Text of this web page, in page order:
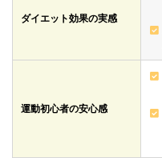
ダイエット効果の実感
運動初心者の安心感